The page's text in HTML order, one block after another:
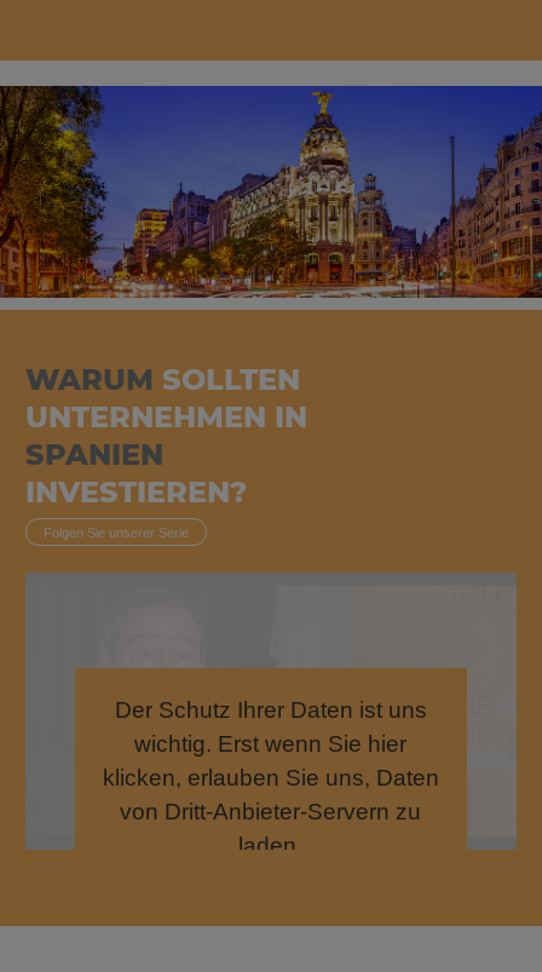
WARUM SOLLTEN
UNTERNEHMEN IN
SPANIEN
INVESTIEREN?
Folgen Sie unserer Serie
Der Schutz Ihrer Daten ist uns
wichtig. Erst wenn Sie hier
klicken, erlauben Sie uns, Daten
von Dritt-Anbieter-Servern zu
laden.